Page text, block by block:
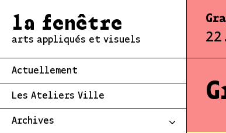
la fenêtre
arts appliqués et visuels
Actuellement
Les Ateliers Ville
Archives